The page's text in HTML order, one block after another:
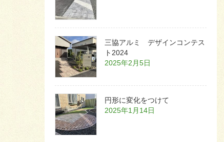
三協アルミ デザインコンテス
ト2024
2025年2月5日
円形に変化をつけて
2025年1月14日